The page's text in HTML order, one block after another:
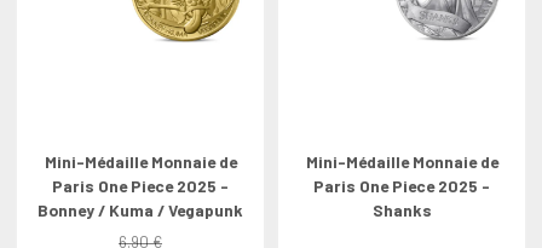
Mini-Médaille Monnaie de
Paris One Piece 2025 -
Bonney / Kuma / Vegapunk
6.90 €
Mini-Médaille Monnaie de
Paris One Piece 2025 -
Shanks